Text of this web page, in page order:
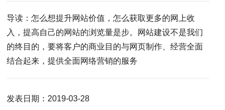
导读：怎么想提升网站价值，怎么获取更多的网上收
入，提高自己的网站的浏览量是步。网站建设不是我们
的终目的，要将客户的商业目的与网页制作、经营全面
结合起来，提供全面网络营销的服务
发表日期：2019-03-28